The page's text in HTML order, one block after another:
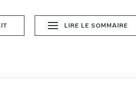
LIRE LE SOMMAIRE